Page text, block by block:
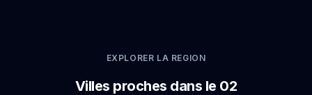
EXPLORER LA REGION
Villes proches dans le 02